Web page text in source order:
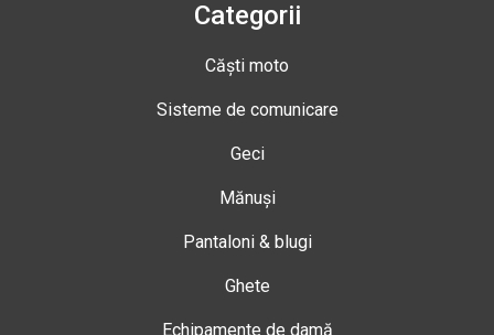
Categorii
Căști moto
Sisteme de comunicare
Geci
Mănuși
Pantaloni & blugi
Ghete
Echipamente de damă